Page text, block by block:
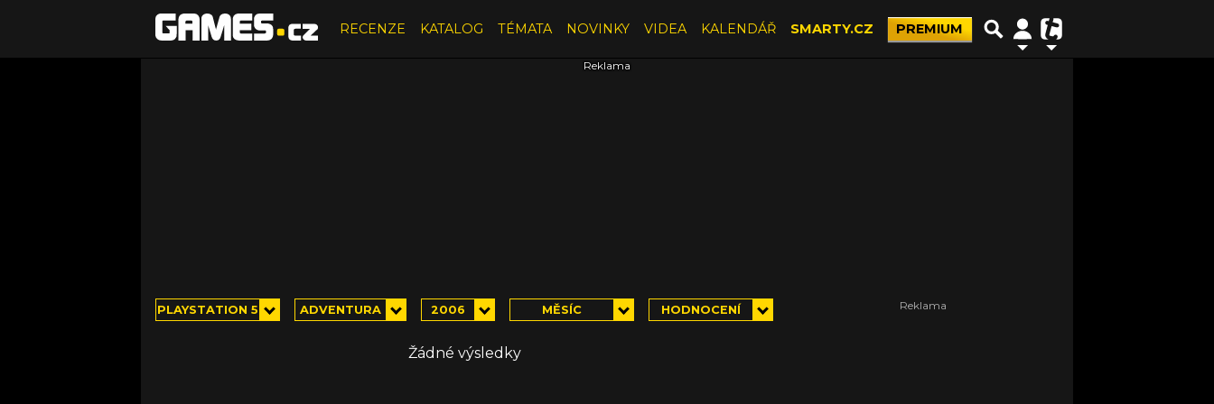
RECENZE KATALOG TÉMATA NOVINKY VIDEA KALENDÁŘ SMARTY.CZ PREMIUM
PLAYSTATION 5 ADVENTURA 2006 MĚSÍC HODNOCENÍ
Žádné výsledky